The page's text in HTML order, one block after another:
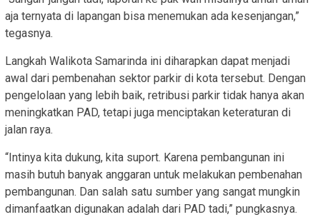
aja ternyata di lapangan bisa menemukan ada kesenjangan,”
tegasnya.
Langkah Walikota Samarinda ini diharapkan dapat menjadi
awal dari pembenahan sektor parkir di kota tersebut. Dengan
pengelolaan yang lebih baik, retribusi parkir tidak hanya akan
meningkatkan PAD, tetapi juga menciptakan keteraturan di
jalan raya.
“Intinya kita dukung, kita suport. Karena pembangunan ini
masih butuh banyak anggaran untuk melakukan pembenahan
pembangunan. Dan salah satu sumber yang sangat mungkin
dimanfaatkan digunakan adalah dari PAD tadi,” pungkasnya.